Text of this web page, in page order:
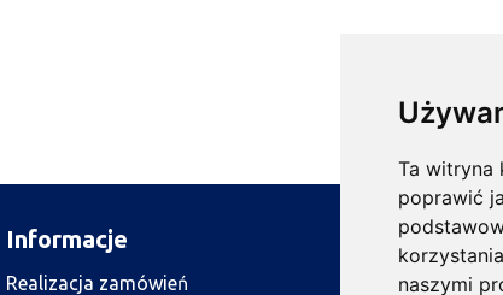
Ta witryna
poprawić
naszymi
Informacje
Realizacja zamówień
Regulaminy
Regulamin